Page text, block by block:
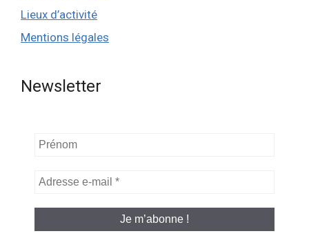
Lieux d’activité
Mentions légales
Newsletter
Prénom
Adresse
mail